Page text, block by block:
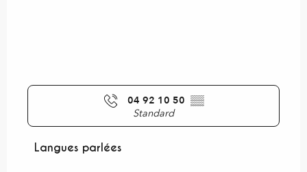
04 92 10 50 ▒▒
Standard
Langues parlées
Langues parlées